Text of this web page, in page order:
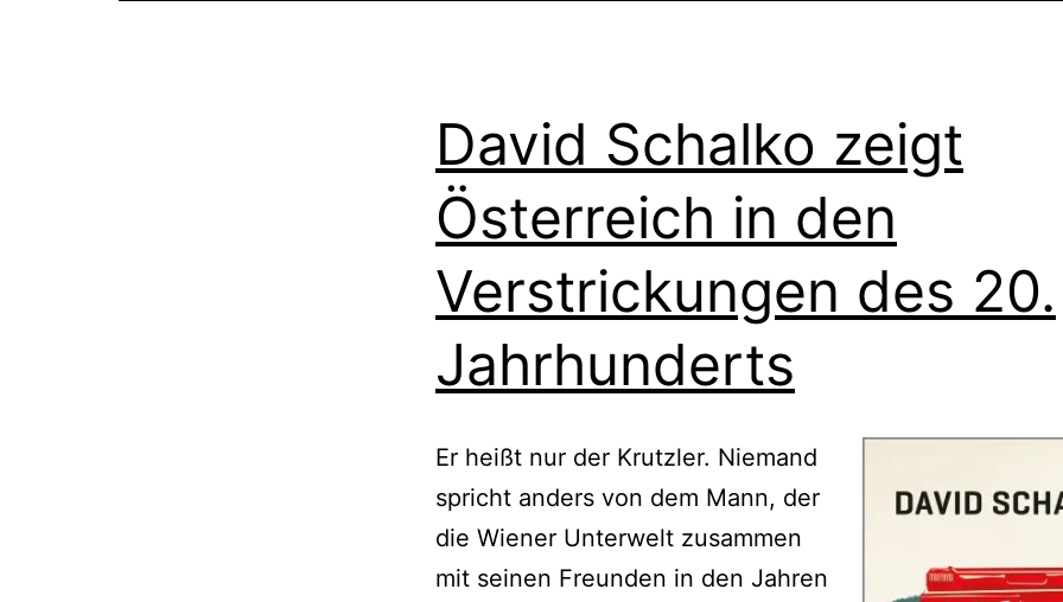
David Schalko zeigt
Österreich in den
Verstrickungen des 20.
Jahrhunderts
Er heißt nur der Krutzler. Niemand
spricht anders von dem Mann, der
die Wiener Unterwelt zusammen
mit seinen Freunden in den Jahren